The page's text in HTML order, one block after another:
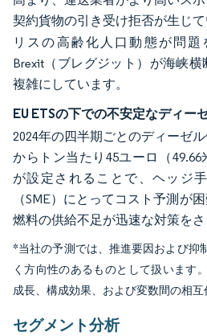
契約貨物の引き受け拒否が生じ
リスの高齢化人口動態が問題
Brexit（ブレグジット）が海峡
複雑にしています。
EU ETSの下での不安定なディー
2024年の四半期ごとのディーゼ
からトン当たり45ユーロ（
が設定されることで、ヘッジ
（SME）にとってコスト予測が
燃料の供給不足が迅速な対策をさ
*当社の予測では、推進要因および抑
く方向性のあるものとして扱います
成長、構成効果、および変数間の相互
セグメント分析